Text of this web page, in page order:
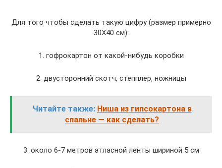
Для того чтобы сделать такую цифру (размер примерно
30Х40 см):
1. гофрокартон от какой-нибудь коробки
2. двусторонний скотч, степплер, ножницы
Читайте также: Ниша из гипсокартона в
спальне — как сделать?
3. около 6-7 метров атласной ленты шириной 5 см